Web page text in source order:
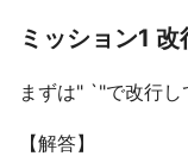
ミッション1 改
まずは" `"で改行し
【解答】